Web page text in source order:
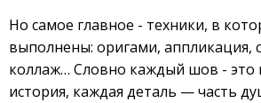
Но самое главное - техники, в
выполнены: оригами, аппликация,
коллаж… Словно каждый шов - это
история, каждая деталь — часть